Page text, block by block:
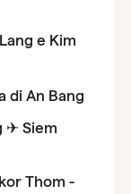
e Kim
di An Bang
✈ Siem
Thom -